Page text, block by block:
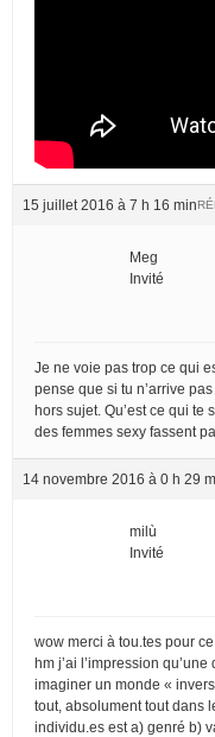
15 juillet 2016 à 7 h 16 min
Meg
Invité
Je ne voie pas trop ce qui
pense que si tu n’arrive
hors sujet. Qu’est ce qui te
des femmes sexy fassent
14 novembre 2016 à 0 h 29
milù
Invité
wow merci à tou.tes pour
hm j’ai l’impression
imaginer un monde «
tout, absolument tout dans
individu.es est a) genré b)